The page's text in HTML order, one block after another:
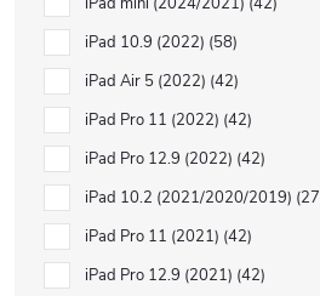
iPad 10.9 (2022) 58
iPad Air 5 (2022) 42
iPad Pro 11 (2022) 42
iPad Pro 12.9 (2022) 42
iPad 10.2 (2021/2020/2019) 27
iPad Pro 11 (2021) 42
iPad Pro 12.9 (2021) 42